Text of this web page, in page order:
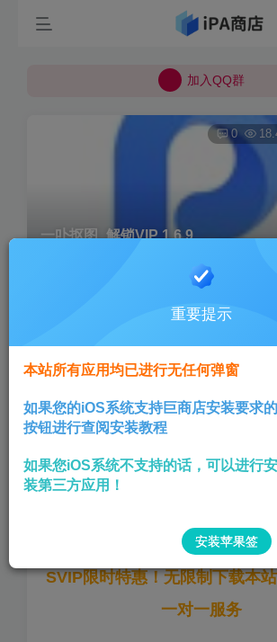
所有上传的应用 均已通过 严格
加入QQ群
一卟抠图_解锁VIP 1.6.9
0
解锁VIP权限净化广告,
版本:1.6.9
SVIP限时特惠！无限制下载本
一对一服务
重要提示
本站所有应用均已进行无任何弹窗
如果您的iOS系统支持巨商店安装要求
按钮进行查阅安装教程
如果您iOS系统不支持的话，可以进行
装第三方应用！
安装苹果签